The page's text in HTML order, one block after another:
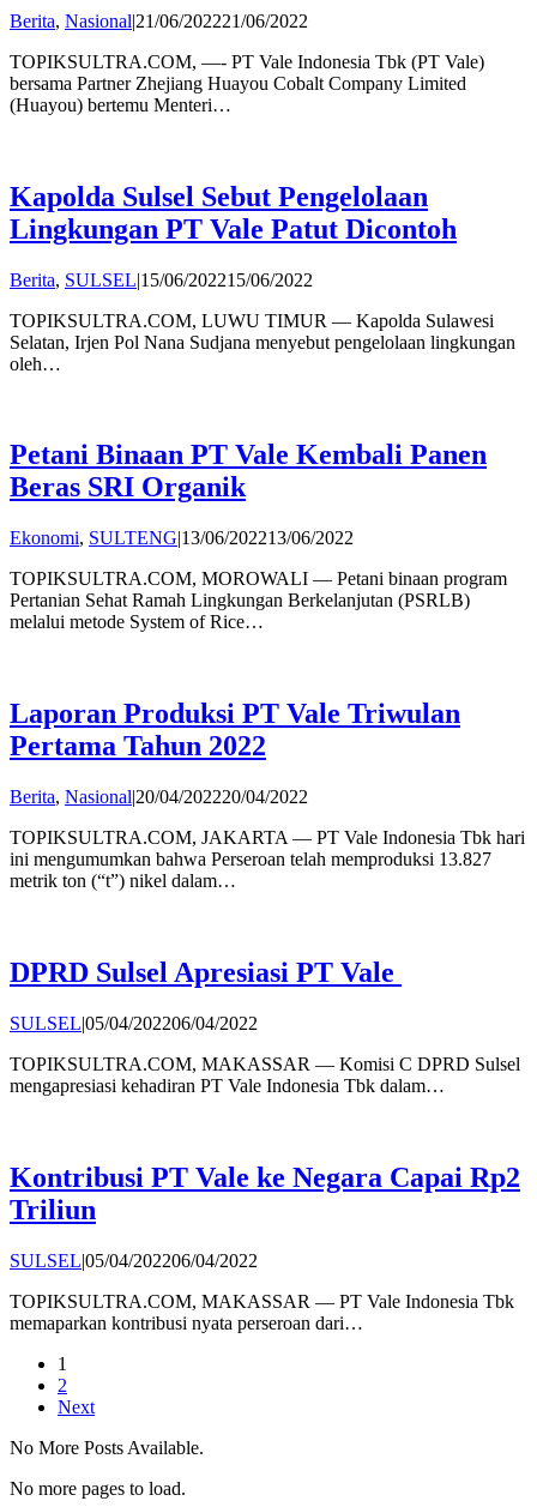
Berita, Nasional|21/06/202221/06/2022
TOPIKSULTRA.COM, —- PT Vale Indonesia Tbk (PT Vale)
bersama Partner Zhejiang Huayou Cobalt Company Limited
(Huayou) bertemu Menteri…
Kapolda Sulsel Sebut Pengelolaan
Lingkungan PT Vale Patut Dicontoh
Berita, SULSEL|15/06/202215/06/2022
TOPIKSULTRA.COM, LUWU TIMUR — Kapolda Sulawesi
Selatan, Irjen Pol Nana Sudjana menyebut pengelolaan lingkungan
oleh…
Petani Binaan PT Vale Kembali Panen
Beras SRI Organik
Ekonomi, SULTENG|13/06/202213/06/2022
Hatta
TOPIKSULTRA.COM, MOROWALI — Petani binaan program
Pertanian Sehat Ramah Lingkungan Berkelanjutan (PSRLB)
melalui metode System of Rice…
Laporan Produksi PT Vale Triwulan
Pertama Tahun 2022
Berita, Nasional|20/04/202220/04/2022
TOPIKSULTRA.COM, JAKARTA — PT Vale Indonesia Tbk hari
ini mengumumkan bahwa Perseroan telah memproduksi 13.827
metrik ton (“t”) nikel dalam…
DPRD Sulsel Apresiasi PT Vale
SULSEL|05/04/202206/04/2022
Hatta
TOPIKSULTRA.COM, MAKASSAR — Komisi C DPRD Sulsel
mengapresiasi kehadiran PT Vale Indonesia Tbk dalam…
Kontribusi PT Vale ke Negara Capai Rp2
Triliun
SULSEL|05/04/202206/04/2022
Hatta
TOPIKSULTRA.COM, MAKASSAR — PT Vale Indonesia Tbk
memaparkan kontribusi nyata perseroan dari…
1
2
Next
No More Posts Available.
No more pages to load.